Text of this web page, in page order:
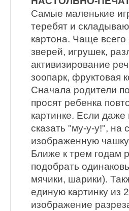
Самые маленькие
теребят и
картона. Чаще
зверей, игрушек,
активизирование
зоопарк, фруктовая
Сначала родители
просят ребенка
картинке. Если
сказать "му-у-у!", на
изображенную чашку
Ближе к трем годам
подобрать
мячики, шарики).
единую картинку из
изображение